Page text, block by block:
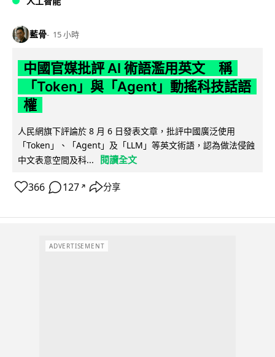
藍骨 15 小時
中國官媒批評 AI 術語濫用英文 稱
「Token」與「Agent」動搖科技話語
權
人民網旗下評論於 8 月 6 日發表文章，批評中國廣泛使用
「Token」、「Agent」及「LLM」等英文術語，認為做法侵蝕
中文表意空間及科...
閱讀全文
366 127 ↗ 分享
ADVERTISEMENT